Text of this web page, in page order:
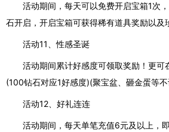
活动期间，每天可以免费开启宝箱1次
石开启，开启宝箱可获得稀有道具奖励以及
活动11、性感圣诞
活动期间累计好感度可领取奖励！更可
(100钻石对应1好感度)(聚宝盆、砸金蛋等不
活动12、好礼连连
活动期间，每天单笔充值6元及以上，